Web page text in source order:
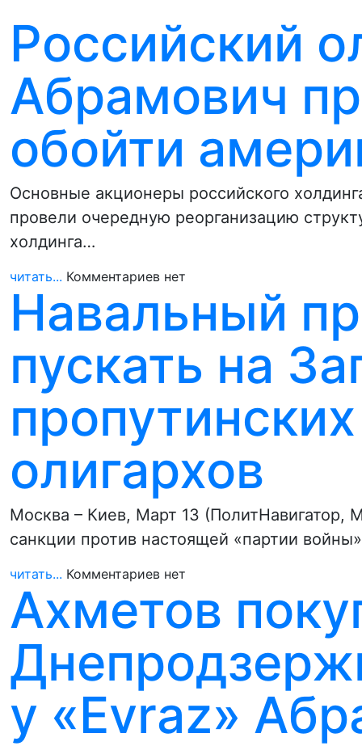
Российский
Абрамович
обойти
Основные акционеры российского
провели очередную реорганизацию
холдинга…
читать... Комментариев нет
Навальный
пускать на
олигархов
Москва – Киев, Март 13 (ПолитНавигатор,
санкции против настоящей «партии
читать... Комментариев нет
Ахметов
у «Evraz»